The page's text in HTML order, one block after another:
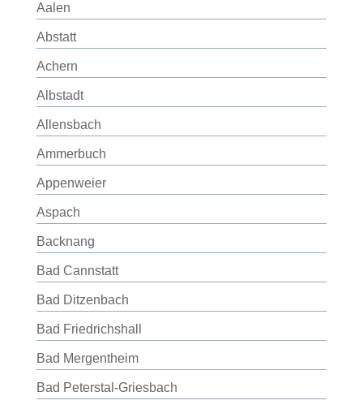
Aalen
Abstatt
Achern
Albstadt
Allensbach
Ammerbuch
Appenweier
Aspach
Backnang
Bad Cannstatt
Bad Ditzenbach
Bad Friedrichshall
Bad Mergentheim
Bad Peterstal-Griesbach